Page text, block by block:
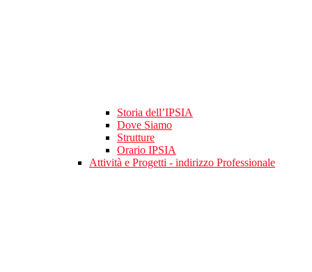
Storia dell’IPSIA
Dove Siamo
Strutture
Orario IPSIA
Attività e Progetti - indirizzo Professionale